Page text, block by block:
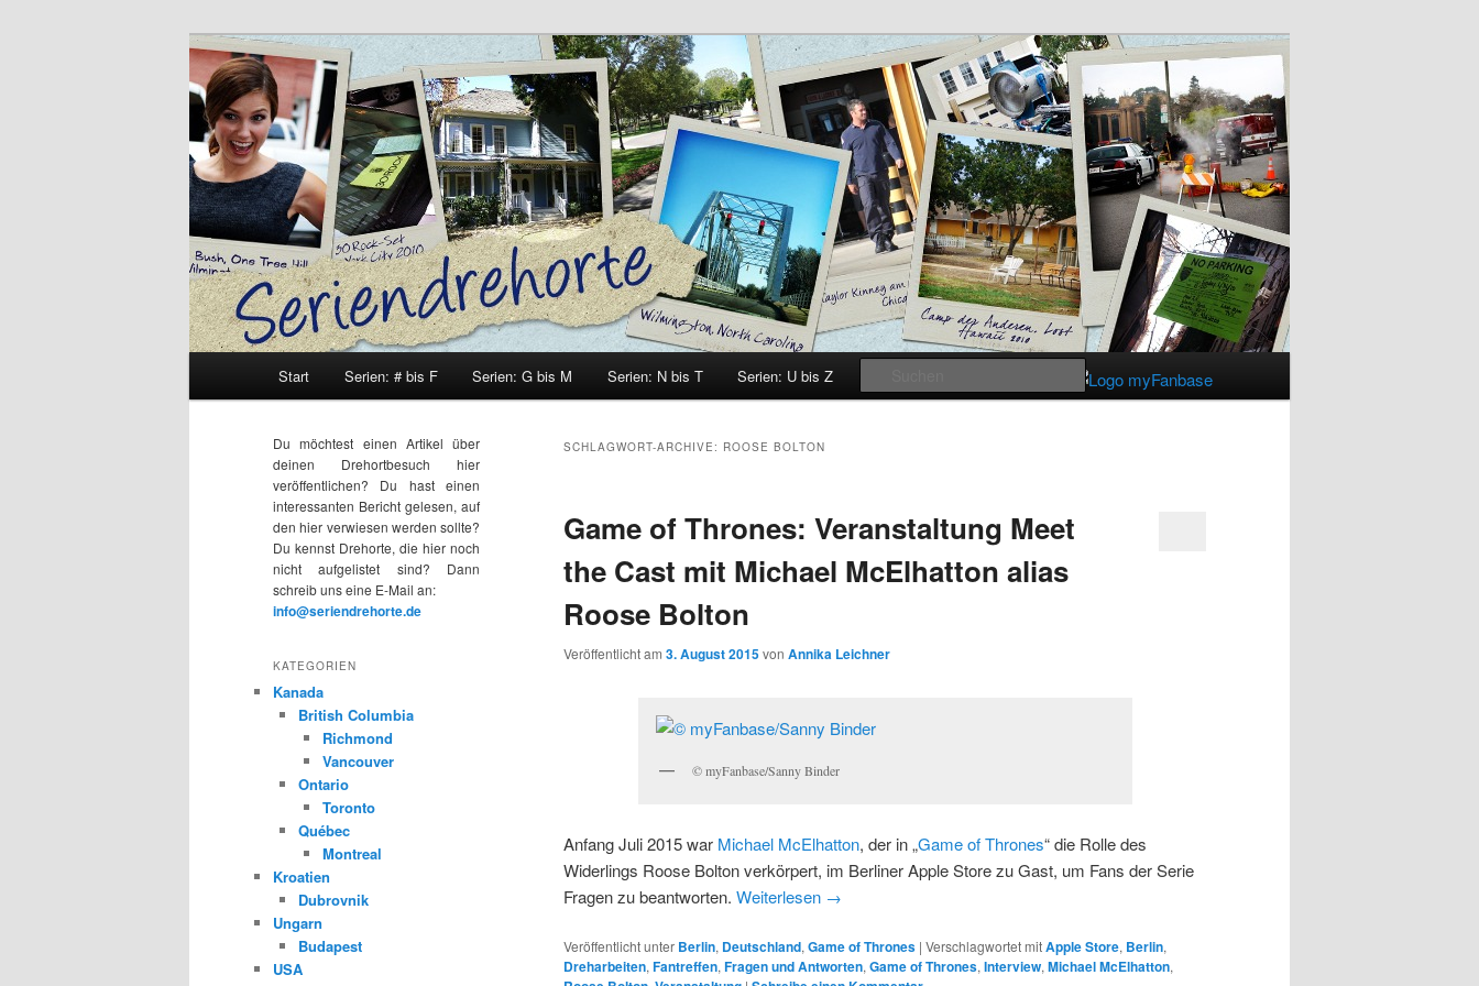
Seriendrehorte
Suchen
Start Serien: # bis F Serien: G bis M Serien: N bis T Serien: U bis Z
SCHLAGWORT-ARCHIVE: ROOSE BOLTON
Game of Thrones: Veranstaltung Meet
the Cast mit Michael McElhatton alias
Roose Bolton
Veröffentlicht am 3. August 2015von Annika Leichner
© myFanbase/Sanny Binder
Anfang Juli 2015 war Michael McElhatton, der in „Game of Thrones“ die Rolle des
Widerlings Roose Bolton verkörpert, im Berliner Apple Store zu Gast, um Fans der Serie
Fragen zu beantworten. Weiterlesen →
Veröffentlicht unter Berlin, Deutschland,Game of Thrones | Verschlagwortet mitApple Store, Berlin,
Dreharbeiten,Fantreffen,Fragen und Antworten,Game of Thrones,Interview,Michael McElhatton,
Du möchtest einen Artikel über
deinen Drehortbesuch hier
veröffentlichen? Du hast einen
interessanten Bericht gelesen, auf
den hier verwiesen werden sollte?
Du kennst Drehorte, die hier noch
nicht aufgelistet sind? Dann
schreib uns eine E-Mail an:
info@seriendrehorte.de
KATEGORIEN
Kanada
British Columbia
Richmond
Vancouver
Ontario
Toronto
Québec
Montreal
Kroatien
Dubrovnik
Ungarn
Budapest
USA